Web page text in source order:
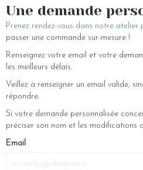
ou pour vos coiffures du quotidien.
vous proposons des couronnes de
chignon, voilette, serre-tête mariage,
vous trouviez votre bijou de tête parfait.
Une demande
Prenez rendez-vous dans notre atelier
passer une commande sur-mesure !
Renseignez votre email et votre
les meilleurs délais.
Veillez à renseigner un email valide,
répondre.
Si votre demande personnalisée
préciser son nom et les modifications
Email